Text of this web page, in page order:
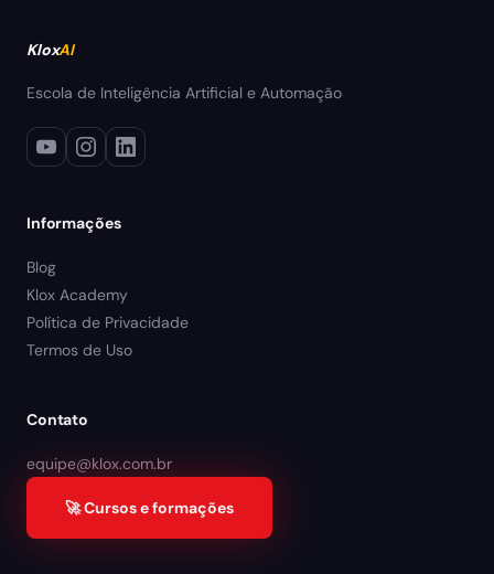
KloxAI
Escola de Inteligência Artificial e Automação
Informações
Blog
Klox Academy
Política de Privacidade
Termos de Uso
Contato
equipe@klox.com.br
🚀 Cursos e formações